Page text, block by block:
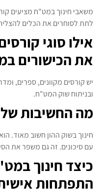
משאבי חינוך במט"ח מציעים
לתת לסוחרים את הכלים
אילו סוגי
את הכישורים
יש קורסים מקוונים, ספרים,
ובניתוח שוק המט"ח.
מה החשיבות של
חינוך בשוק ההון חשוב מאוד.
עם סיכונים. זה גם משפר את
כיצד חינוך
התפתחות